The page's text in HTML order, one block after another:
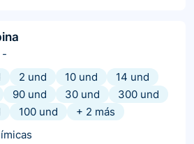
-
2 und 10 und
14 und
90 und 30 und
300 und
100 und + 2 más